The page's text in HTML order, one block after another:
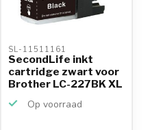
SL-11511161
SecondLife inkt
cartridge zwart voor
Brother LC-227BK XL
Op voorraad